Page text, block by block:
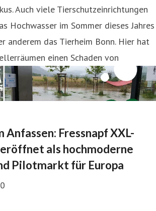
Auch viele Tierschutzeinrichtungen
Hochwasser im Sommer dieses Jahres
anderem das Tierheim Bonn. Hier hat
einen Schaden von
Anfassen: Fressnapf XXL-
als hochmoderne
Pilotmarkt für Europa